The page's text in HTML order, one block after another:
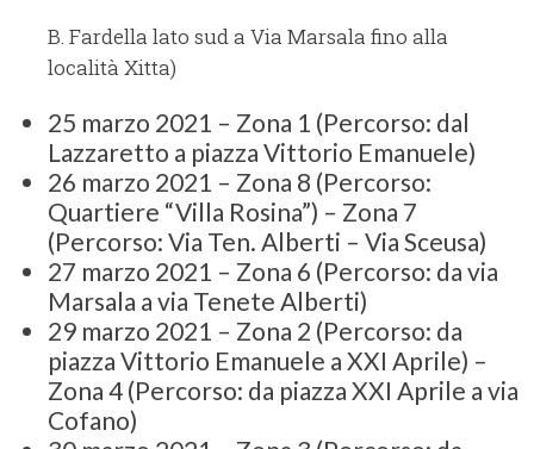
B. Fardella lato sud a Via Marsala fino alla
località Xitta)
25 marzo 2021 – Zona 1 (Percorso: dal
Lazzaretto a piazza Vittorio Emanuele)
26 marzo 2021 – Zona 8 (Percorso:
Quartiere “Villa Rosina”) – Zona 7
(Percorso: Via Ten. Alberti – Via Sceusa)
27 marzo 2021 – Zona 6 (Percorso: da via
Marsala a via Tenete Alberti)
29 marzo 2021 – Zona 2 (Percorso: da
piazza Vittorio Emanuele a XXI Aprile) –
Zona 4 (Percorso: da piazza XXI Aprile a via
Cofano)